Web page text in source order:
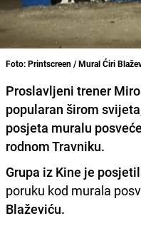
Foto: Printscreen / Mural Ćiri
Proslavljeni trener
popularan širom
posjeta muralu
rodnom Travniku.
Grupa iz Kine je
poruku kod murala
Blaževiću.